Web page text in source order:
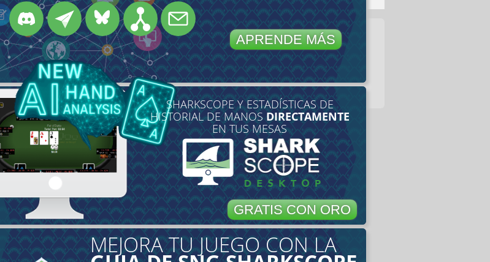
APRENDE MÁS
SHARKSCOPE Y ESTADÍSTICAS DE
HISTORIAL DE MANOSDIRECTAMENTE
EN TUS MESAS
GRATIS CON ORO
MEJORA TU JUEGO CON LA